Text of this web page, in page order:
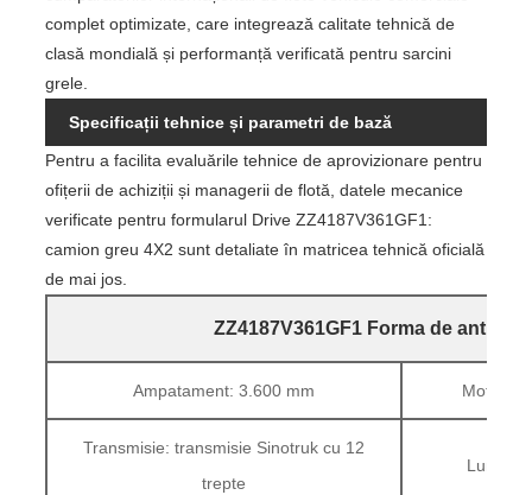
complet optimizate, care integrează calitate tehnică de
clasă mondială și performanță verificată pentru sarcini
grele.
Specificații tehnice și parametri de bază
Pentru a facilita evaluările tehnice de aprovizionare pentru
ofițerii de achiziții și managerii de flotă, datele mecanice
verificate pentru formularul Drive ZZ4187V361GF1:
camion greu 4X2 sunt detaliate în matricea tehnică oficială
de mai jos.
ZZ4187V361GF1 Forma de
Ampatament: 3.600 mm Motor:
Transmisie: transmisie Sinotruk cu 12
trepte